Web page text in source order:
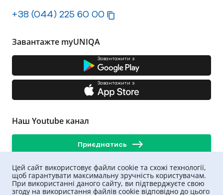
+38 (044) 225 60 00
Завантажте myUNIQA
Завантажити з
Завантажити з
Наш Youtube канал
Приєднатись
Цей сайт використовує файли cookie та схожі технології,
щоб гарантувати максимальну зручність користувачам.
При використанні даного сайту, ви підтверджуєте свою
згоду на використання файлів cookie відповідно до цього